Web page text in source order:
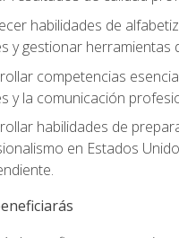
habilidades de
y gestionar herramientas
competencias
y la comunicación
habilidades de
en Estados